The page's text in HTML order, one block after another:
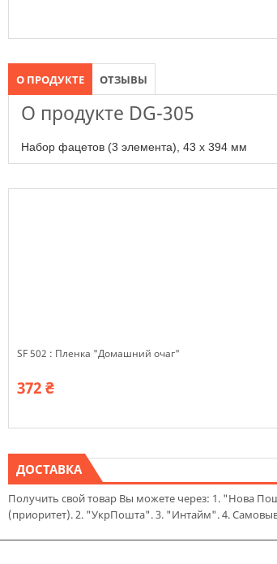
О ПРОДУКТЕ ОТЗЫВЫ
О продукте DG-305
Набор фацетов (3 элемента), 43 х 394 мм
SF 502 : Пленка "Домашний очаг"
372 ₴
ДОСТАВКА
Получить свой товар Вы можете через: 1. "Нова
(приоритет). 2. "УкрПошта". 3. "Интайм". 4.